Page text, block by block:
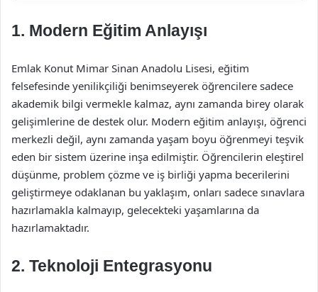
1. Modern Eğitim Anlayışı
Emlak Konut Mimar Sinan Anadolu Lisesi, eğitim
felsefesinde yenilikçiliği benimseyerek öğrencilere sadece
akademik bilgi vermekle kalmaz, aynı zamanda birey olarak
gelişimlerine de destek olur. Modern eğitim anlayışı, öğrenci
merkezli değil, aynı zamanda yaşam boyu öğrenmeyi teşvik
eden bir sistem üzerine inşa edilmiştir. Öğrencilerin eleştirel
düşünme, problem çözme ve iş birliği yapma becerilerini
geliştirmeye odaklanan bu yaklaşım, onları sadece sınavlara
hazırlamakla kalmayıp, gelecekteki yaşamlarına da
hazırlamaktadır.
2. Teknoloji Entegrasyonu